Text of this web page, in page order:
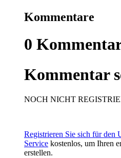
Kommentare
0
Kommentar
NOCH NICHT
Registrieren Sie sich für den
Service kostenlos, um Ihren
erstellen.